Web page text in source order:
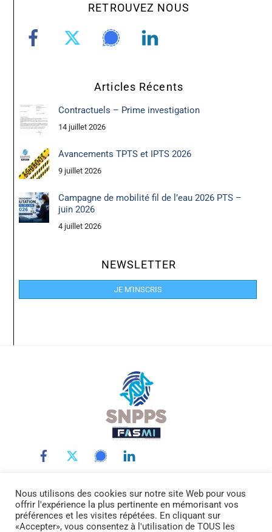
RETROUVEZ NOUS
Articles Récents
Contractuels – Prime investigation
14 juillet 2026
Avancements TPTS et IPTS 2026
9 juillet 2026
Campagne de mobilité fil de l’eau 2026 PTS –
juin 2026
4 juillet 2026
NEWSLETTER
JE M'INSCRIS
Back
To
Top
LE SNPPS INTERLOCUTEURS LA POLICE SCIENTIFIQUE
LA FASMI RÉMUNÉRATIONS ACTUALITÉ DOCUMENTATION
CONTACTEZ-NOUS
Nous utilisons des cookies sur notre site Web pour vous
offrir l'expérience la plus pertinente en mémorisant vos
préférences et les visites répétées. En cliquant sur
«Accepter», vous consentez à l'utilisation de TOUS les